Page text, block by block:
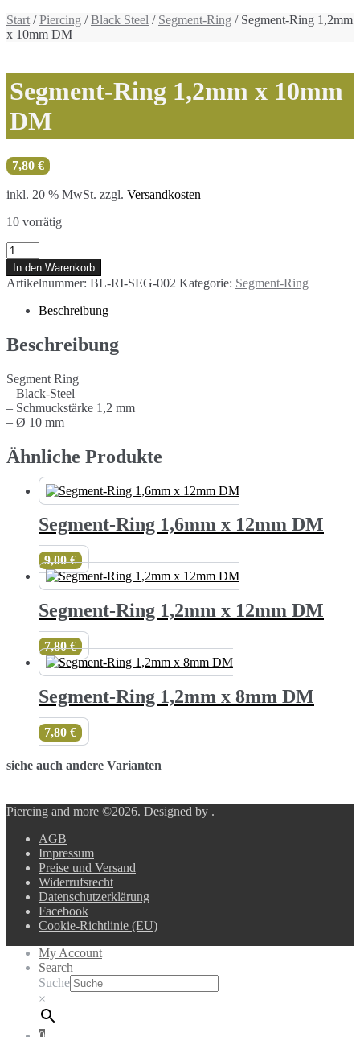
Start /Piercing /Black Steel / Segment-Ring / Segment-Ring 1,2mm
x 10mm DM
Segment-Ring 1,2mm x 10mm
DM
7,80 €
inkl. 20 % MwSt. zzgl. Versandkosten
10 vorrätig
Segment-
Ring
1,2mm
x
10mm
Menge
In den Warenkorb
Artikelnummer: BL-RI-SEG-002 Kategorie: Segment-Ring
Beschreibung
Beschreibung
Segment Ring
– Black-Steel
– Schmuckstärke 1,2 mm
– Ø 10 mm
Ähnliche Produkte
Segment-Ring 1,6mm x 12mm DM
9,00€
Segment-Ring 1,2mm x 12mm DM
7,80€
Segment-Ring 1,2mm x 8mm DM
7,80 €
siehe auch andere Varianten
Piercing and more ©2026. Designed by .
AGB
Impressum
Preise und Versand
Widerrufsrecht
Datenschutzerklärung
Facebook
Cookie-Richtlinie (EU)
My Account
Search
Suche
×